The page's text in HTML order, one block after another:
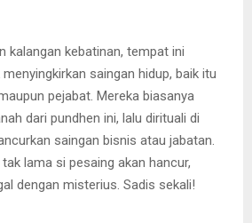
kalangan kebatinan, tempat ini
saingan hidup, baik itu
pejabat. Mereka biasanya
dari pundhen ini, lalu dirituali di
saingan bisnis atau jabatan.
lama si pesaing akan hancur,
dengan misterius. Sadis sekali!